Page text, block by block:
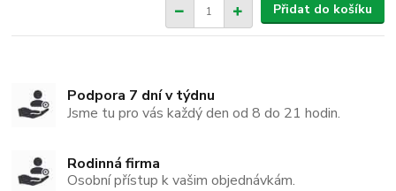
Přidat do košíku
Podpora 7 dní v týdnu
Jsme tu pro vás každý den od 8 do 21 hodin.
Rodinná firma
Osobní přístup k vašim objednávkám.